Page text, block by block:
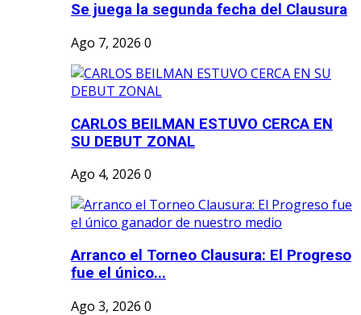
Se juega la segunda fecha del Clausura
Ago 7, 2026 0
CARLOS BEILMAN ESTUVO CERCA EN
SU DEBUT ZONAL
Ago 4, 2026 0
Arranco el Torneo Clausura: El Progreso
fue el único...
Ago 3, 2026 0